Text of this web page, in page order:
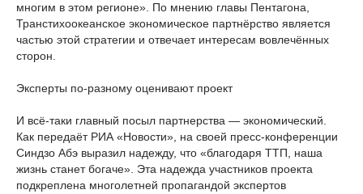
многим в этом регионе». По мнению главы Пентагона,
Транстихоокеанское экономическое партнёрство является
частью этой стратегии и отвечает интересам вовлечённых
сторон.
Эксперты по-разному оценивают проект
И всё-таки главный посыл партнерства — экономический.
Как передаёт РИА «Новости», на своей пресс-конференции
Синдзо Абэ выразил надежду, что «благодаря ТТП, наша
жизнь станет богаче». Эта надежда участников проекта
подкреплена многолетней пропагандой экспертов